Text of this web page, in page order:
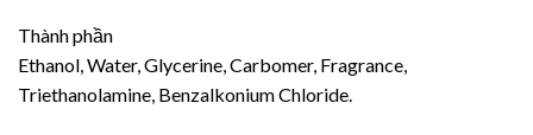
Thành phần
Ethanol, Water, Glycerine, Carbomer, Fragrance,
Triethanolamine, Benzalkonium Chloride.